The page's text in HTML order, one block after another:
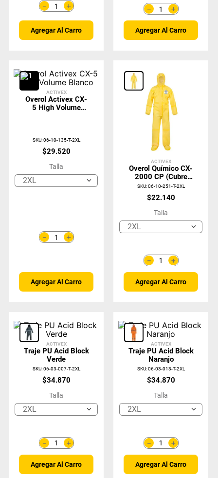
＋
－
Agregar Al Carro
＋
－
Agregar Al Carro
ACTIVEX
Overol Activex CX-
5 High Volume
SKU:06-10-135-T-2XL
$29.520
Talla
2XL
＋
－
Agregar Al Carro
ACTIVEX
Overol Químico CX-
2000 CP (Cubre
Pie) Tipo 3-4-5-6
Sellado
SKU:06-10-251-T-2XL
$22.140
Talla
2XL
＋
－
Agregar Al Carro
ACTIVEX
Traje PU Acid Block
Verde
SKU:06-03-007-T-2XL
$34.870
Talla
2XL
＋
－
Agregar Al Carro
ACTIVEX
Traje PU Acid Block
Naranjo
SKU:06-03-013-T-2XL
$34.870
Talla
2XL
＋
－
Agregar Al Carro